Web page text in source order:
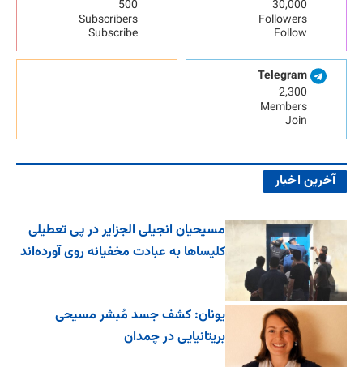
30,000
Followers
Follow
500
Subscribers
Subscribe
Telegram
2,300
Members
Join
آخرین اخبار
مسیحیان انجیلی الجزایر در پی تعطیلی
کلیساها به عبادت مخفیانه روی آورده‌اند
یونان: کشف جسد مُبشر مسیحی
بریتانیایی در چمدان